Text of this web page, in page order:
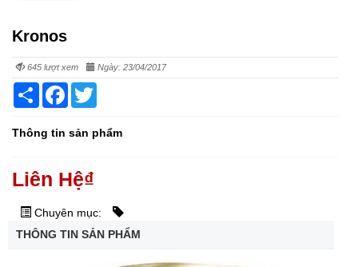
Kronos
645 lượt xem Ngày: 23/04/2017
Share Facebook
Thông tin sản phẩm
Liên Hệ₫
Chuyên mục:
THÔNG TIN SẢN PHẨM